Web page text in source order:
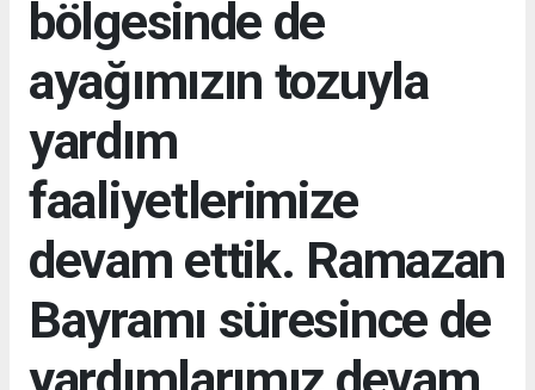
bölgesinde de
ayağımızın tozuyla
yardım
faaliyetlerimize
devam ettik. Ramazan
Bayramı süresince de